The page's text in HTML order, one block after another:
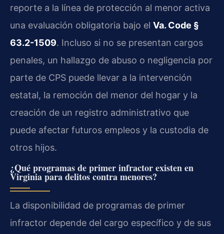
reporte a la línea de protección al menor activa
una evaluación obligatoria bajo el Va. Code §
63.2-1509. Incluso si no se presentan cargos
penales, un hallazgo de abuso o negligencia por
parte de CPS puede llevar a la intervención
estatal, la remoción del menor del hogar y la
creación de un registro administrativo que
puede afectar futuros empleos y la custodia de
otros hijos.
¿Qué programas de primer infractor existen en
Virginia para delitos contra menores?
La disponibilidad de programas de primer
infractor depende del cargo específico y de sus